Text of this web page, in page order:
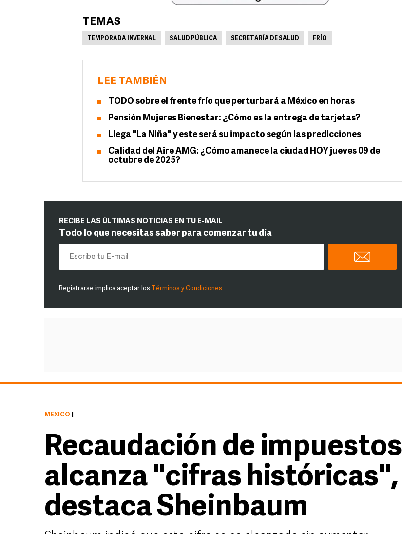
TEMAS
TEMPORADA INVERNAL SALUD PÚBLICA SECRETARÍA DE SALUD FRÍO
LEE TAMBIÉN
TODO sobre el frente frío que perturbará a México en horas
Pensión Mujeres Bienestar: ¿Cómo es la entrega de tarjetas?
Llega "La Niña" y este será su impacto según las predicciones
Calidad del Aire AMG: ¿Cómo amanece la ciudad HOY jueves 09 de
octubre de 2025?
RECIBE LAS ÚLTIMAS NOTICIAS EN TU E-MAIL
Todo lo que necesitas saber para comenzar tu día
Registrarse implica aceptar los Términos y Condiciones
MÉXICO
Recaudación de impuestos
alcanza "cifras históricas",
destaca Sheinbaum